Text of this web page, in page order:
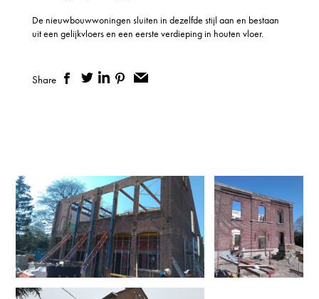
De nieuwbouwwoningen sluiten in dezelfde stijl aan en bestaan
uit een gelijkvloers en een eerste verdieping in houten vloer.
Share